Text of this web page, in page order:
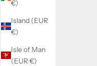
€)
Island (EUR
€)
Isle of Man
(EUR €)